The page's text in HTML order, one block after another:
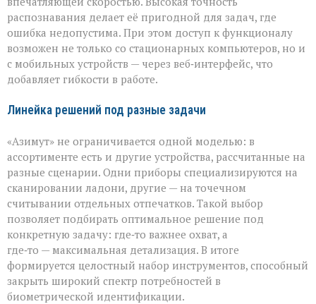
распознавания делает её пригодной для задач, где
ошибка недопустима. При этом доступ к функционалу
возможен не только со стационарных компьютеров, но и
с мобильных устройств — через веб‑интерфейс, что
добавляет гибкости в работе.
Линейка решений под разные задачи
«Азимут» не ограничивается одной моделью: в
ассортименте есть и другие устройства, рассчитанные на
разные сценарии. Одни приборы специализируются на
сканировании ладони, другие — на точечном
считывании отдельных отпечатков. Такой выбор
позволяет подбирать оптимальное решение под
конкретную задачу: где‑то важнее охват, а
где‑то — максимальная детализация. В итоге
формируется целостный набор инструментов, способный
закрыть широкий спектр потребностей в
биометрической идентификации.